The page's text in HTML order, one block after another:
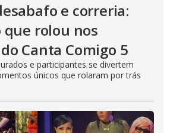
e correria:
rolou nos
Canta Comigo 5
e participantes se divertem
únicos que rolaram por trás